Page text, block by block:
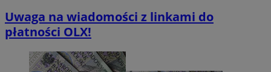
Uwaga na wiadomości z linkami do
płatności OLX!